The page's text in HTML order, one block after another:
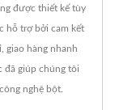
được thiết kế tùy
hỗ trợ bởi cam kết
giao hàng nhanh
đã giúp chúng tôi
nghệ bột.